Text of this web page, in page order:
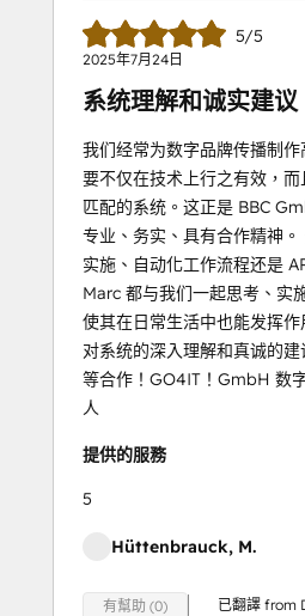
5/5
2025年7月24日
系统理解和诚实建议
我们经常为数字品牌传播制
要不仅在技术上行之有效，
匹配的系统。这正是 BBC
专业、务实、具有合作精神
实施、自动化工作流程还是
Marc 都与我们一起思考、实
使其在日常生活中也能发挥
对系统的深入理解和真诚的
等合作！GO4IT！GmbH 数
人
提供的服務
5
Hüttenbrauck, M.
有幫助 (0) 已翻譯 from